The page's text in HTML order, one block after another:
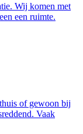
Wij komen met
een ruimte.
of gewoon bij
Vaak